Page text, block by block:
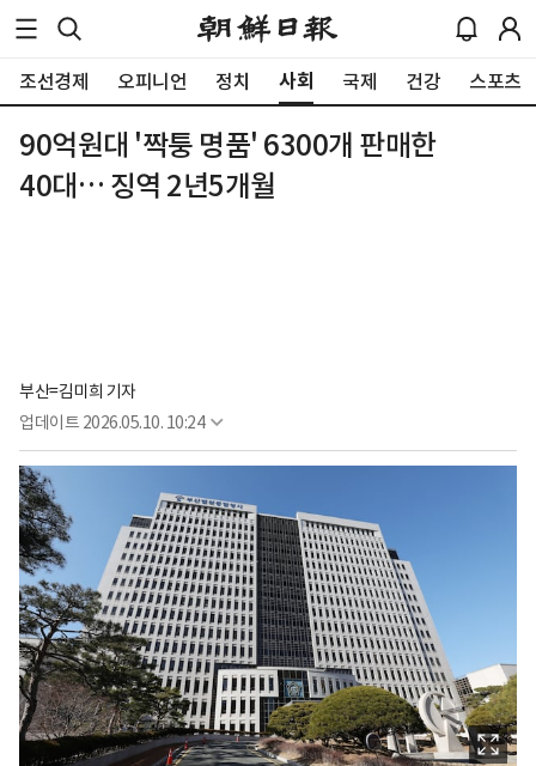
조선경제 오피니언 정치 사회 국제 건강 스포츠
90억원대 '짝퉁 명품' 6300개 판매한
40대… 징역 2년5개월
부산=김미희 기자
업데이트 2026.05.10. 10:24